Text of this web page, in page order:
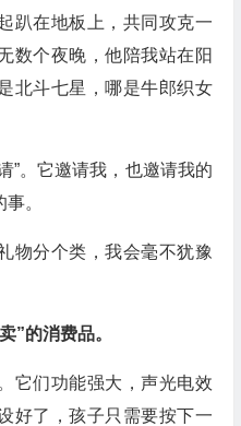
趴在地板上，共同攻克一
数个夜晚，他陪我站在阳
北斗七星，哪是牛郎织女
”。它邀请我，也邀请我的
。
物分个类，我会毫不犹豫
”的消费品。
它们功能强大，声光电效
好了，孩子只需要按下一